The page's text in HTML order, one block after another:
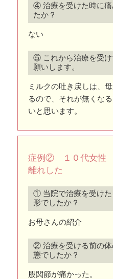
④ 治療を受けた時に痛
たか？
ない
⑤ これから治療を受
願いします。
ミルクの吐き戻しは、
るので、それが無くな
いと思います。
症例② １０代女性
離れした
① 当院で治療を受け
形でしたか？
お母さんの紹介
② 治療を受ける前の
態でしたか？
股関節が痛かった。